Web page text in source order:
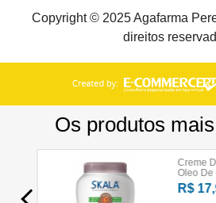
Copyright © 2025 Agafarma
direitos